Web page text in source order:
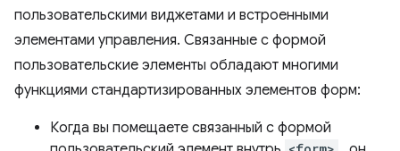
пользовательскими виджетами и встроенными
элементами управления. Связанные с формой
пользовательские элементы обладают многими
функциями стандартизированных элементов форм:
Когда вы помещаете связанный с формой